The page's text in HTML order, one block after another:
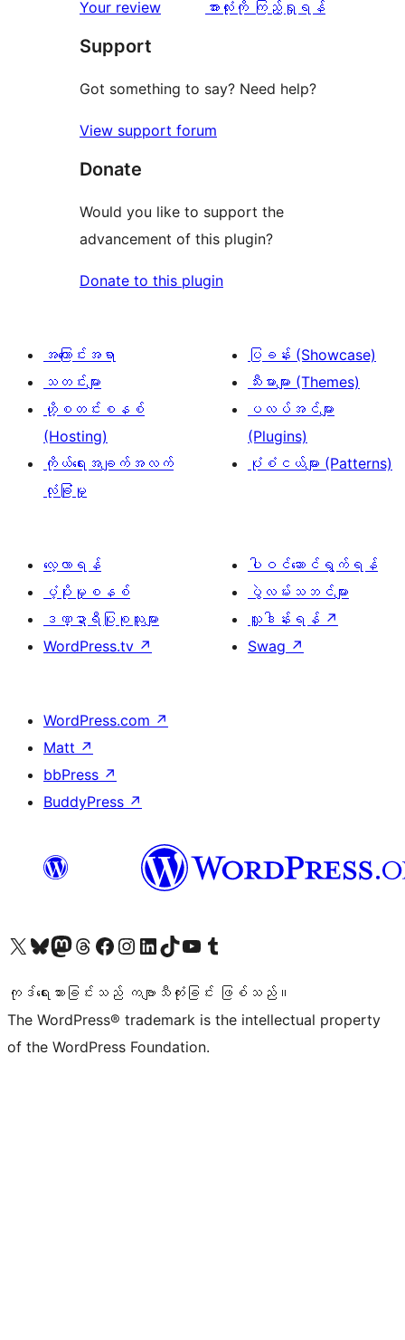
0
စောင်
ပွင့်
သုံးသပ်
ချက်
စောင်
Your review
သုံးသပ်
အားလုံးကို ကြည့်ရှုရန်
Support
Got something to say? Need help?
View support forum
Donate
Would you like to support the
advancement of this plugin?
Donate to this plugin
အကြောင်းအရာ
သတင်းများ
ဟို့စတင်းစနစ်
(Hosting)
ကိုယ်ရေးအချက်အလက်
လုံခြုံမှု
ပြခန်း (Showcase)
သီးမားများ (Themes)
ပလပ်အင်များ
(Plugins)
ပုံစံငယ်များ (Patterns)
လေ့လာရန်
ပံ့ပိုးမှုစနစ်
ဒဏ္ဍာရီပြုစုသူများ
WordPress.tv ↗
ပါဝင်ဆောင်ရွက်ရန်
ပွဲလမ်းသဘင်များ
လှူဒါန်းရန် ↗
Swag ↗
WordPress.com ↗
Matt ↗
bbPress ↗
BuddyPress ↗
ကျွန်ုပ်တို့၏ X (ယခင် Twitter) အကောင့်သို့ သွားရောက်ကြည့်ရှုပါကျွန်ုပ်တို့၏ Bluesky အကောင့်သို့ ဝင်ရောက်ကြည့်ရှုရန်
ကျွန်ုပ်တို့၏ Mastodon အကောင့်သို့ သွားရောက်ကြည့်ရှုပါကျွန်ုပ်တို့၏ Threads အကောင့်သို့ ဝင်ရောက်ကြည့်ရှုရန်
ကျွန်ုပ်တို့၏ Facebook စာမျက်နှာသို့ သွားရောက်ကြည့်ရှုပါကျွန်ုပ်တို့၏ Instagram အကောင့်သို့ သွားရောက်ကြည့်ရှုပါ ကျွန်ုပ်တို့၏ LinkedIn အကောင့်သို့ သွားရောက်ကြည့်ရှုပါကျွန်ုပ်တို့၏ TikTok အကောင့်သို့ ဝင်ရောက်ကြည့်ရှုရန်
ကျွန်ုပ်တို့၏ YouTube ချန်နယ်သို့ သွားရောက်ကြည့်ရှုပါ ကျွန်ုပ်တို့၏ Tumblr အကောင့်သို့ ဝင်ရောက်ကြည့်ရှုရန်
ကုဒ်ရေးသားခြင်းသည် ကဗျာသီကုံးခြင်း ဖြစ်သည်။
The WordPress® trademark is the intellectual property
of the WordPress Foundation.